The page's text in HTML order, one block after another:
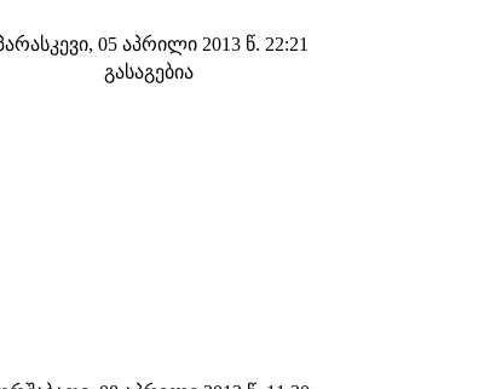
05 აპრილი 2013 წ. 22:21
გასაგებია